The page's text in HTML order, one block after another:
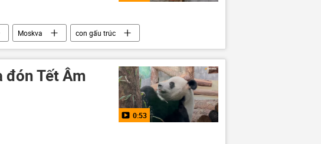
Moskva con gấu trúc
Tết Âm
0:53